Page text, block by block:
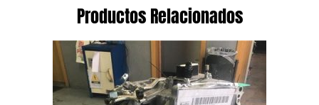
Productos Relacionados